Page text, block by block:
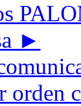
►
orden